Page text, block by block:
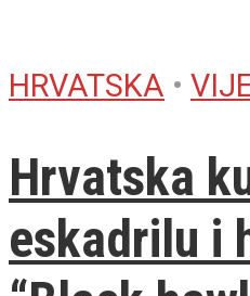
HRVATSKA •
Hrvatska
eskadrilu i